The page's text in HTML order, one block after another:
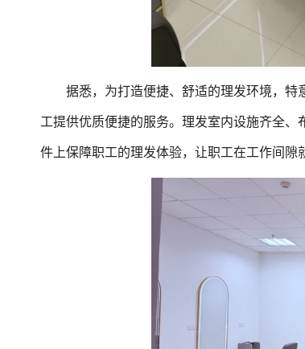
据悉，为打造便捷、舒适的理发环境，特
工提供优质便捷的服务。理发室内设施齐全
件上保障职工的理发体验，让职工在工作间隙